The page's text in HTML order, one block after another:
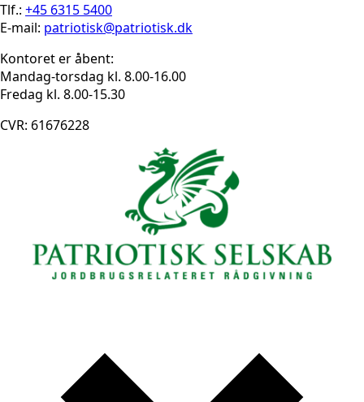
Tlf.: +45 6315 5400
E-mail: patriotisk@patriotisk.dk
Kontoret er åbent:
Mandag-torsdag kl. 8.00-16.00
Fredag kl. 8.00-15.30
CVR: 61676228